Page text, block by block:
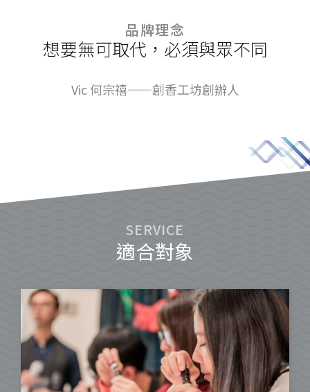
品牌理念
想要無可取代，必須與眾不同
Vic 何宗禧——創香工坊創辦人
SERVICE
適合對象